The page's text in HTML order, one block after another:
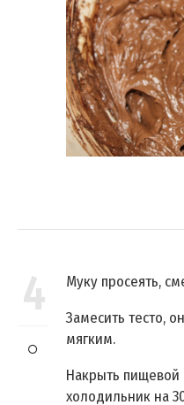
4
Муку просеять,
Замесить тесто,
мягким.
Накрыть пищевой
холодильник на